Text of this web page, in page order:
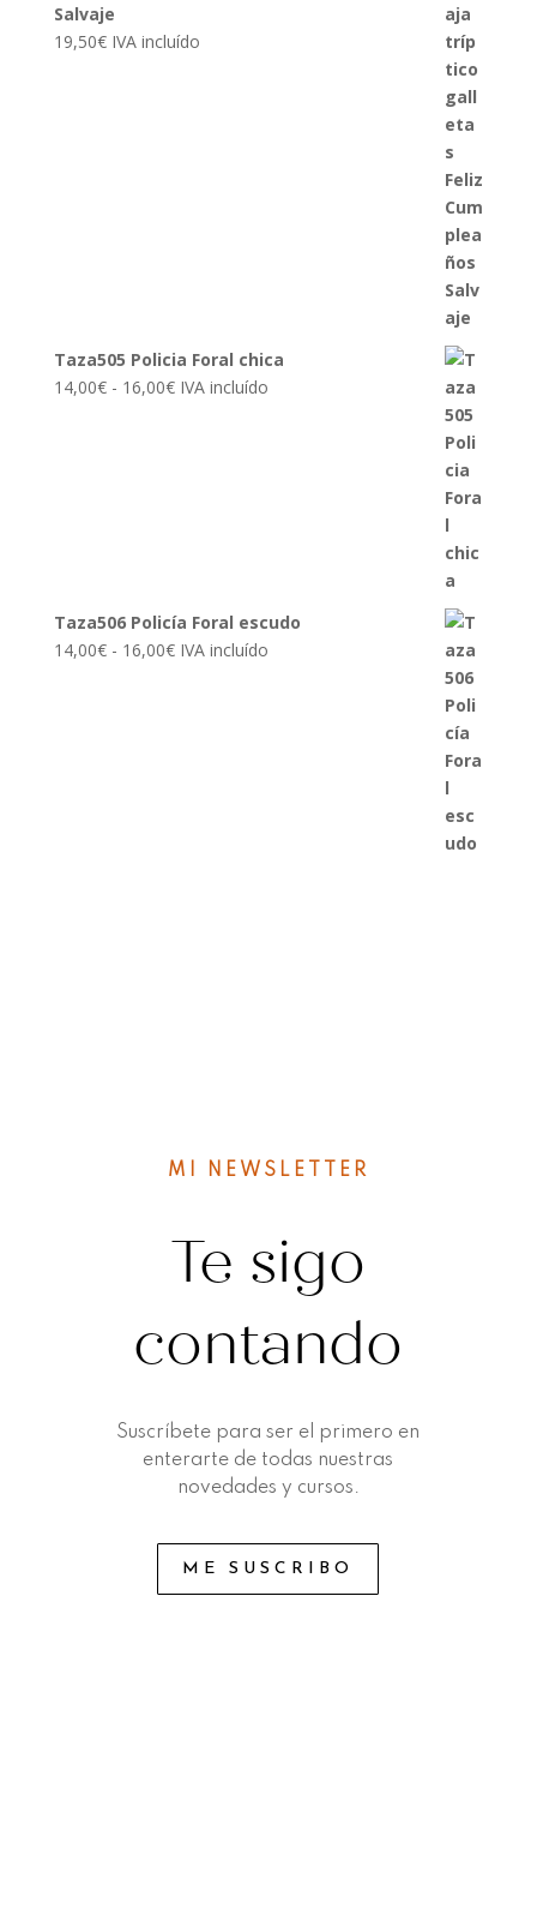
Salvaje
19,50€ IVA incluído
Taza505 Policia Foral chica
14,00€ - 16,00€Rango
IVA incluído
Taza506 Policía Foral escudo
14,00€ - 16,00€Rango
IVA incluído
MI NEWSLETTER
Te sigo
contando
Suscríbete para ser el primero en
enterarte de todas nuestras
novedades y cursos.
ME SUSCRIBO